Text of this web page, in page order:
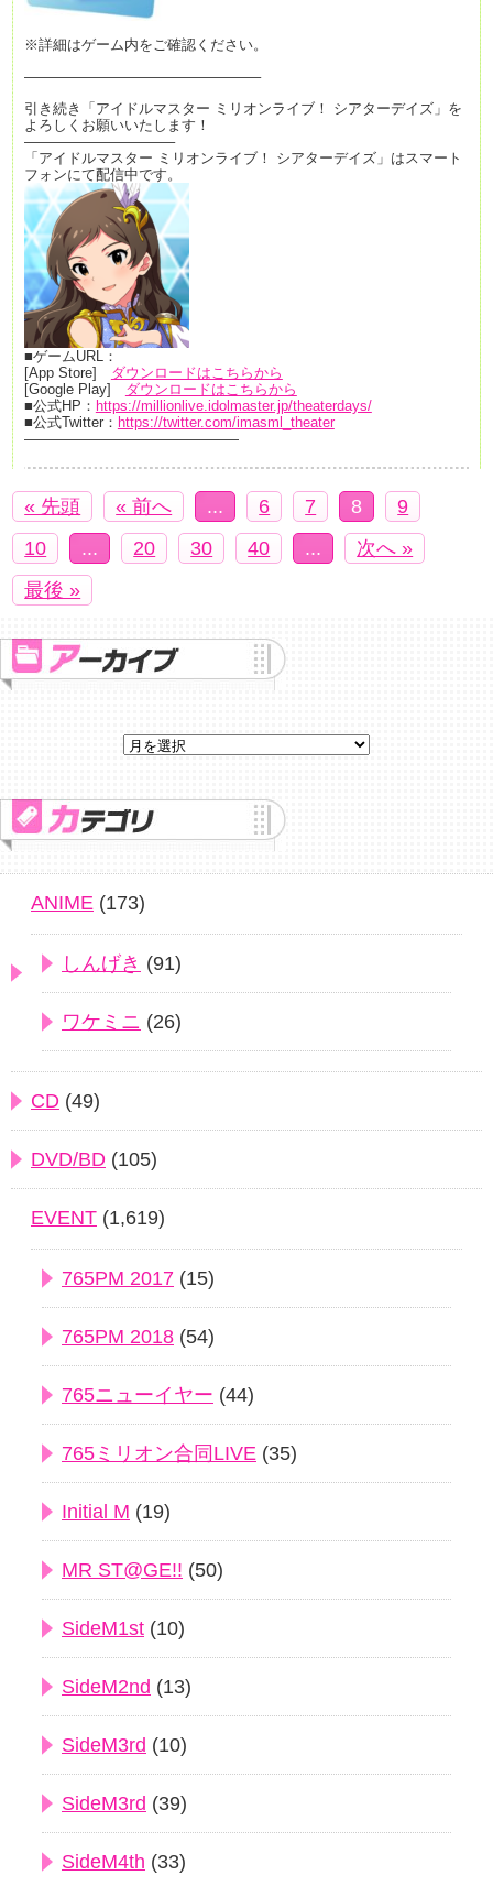
※詳細はゲーム内をご確認ください。
————————————————–
引き続き「アイドルマスター ミリオンライブ！ シアターデイズ」を
よろしくお願いいたします！
——————————–
「アイドルマスター ミリオンライブ！ シアターデイズ」はスマート
フォンにて配信中です。
■ゲームURL：
[App Store] ダウンロードはこちらから
[Google Play] ダウンロードはこちらから
■公式HP： https://millionlive.idolmaster.jp/theaterdays/
■公式Twitter： https://twitter.com/imasml_theater
———————————————
« 先頭 « 前へ ... 6 7 8
9
10
... 20 30 40 ...
次へ »
最後 »
ANIME (173)
しんげき (91)
ワケミニ (26)
CD (49)
DVD/BD (105)
EVENT (1,619)
765PM 2017 (15)
765PM 2018 (54)
765ニューイヤー (44)
765ミリオン合同LIVE (35)
Initial M (19)
MR ST@GE!! (50)
SideM1st (10)
SideM2nd (13)
SideM3rd (10)
SideM3rd (39)
SideM4th (33)